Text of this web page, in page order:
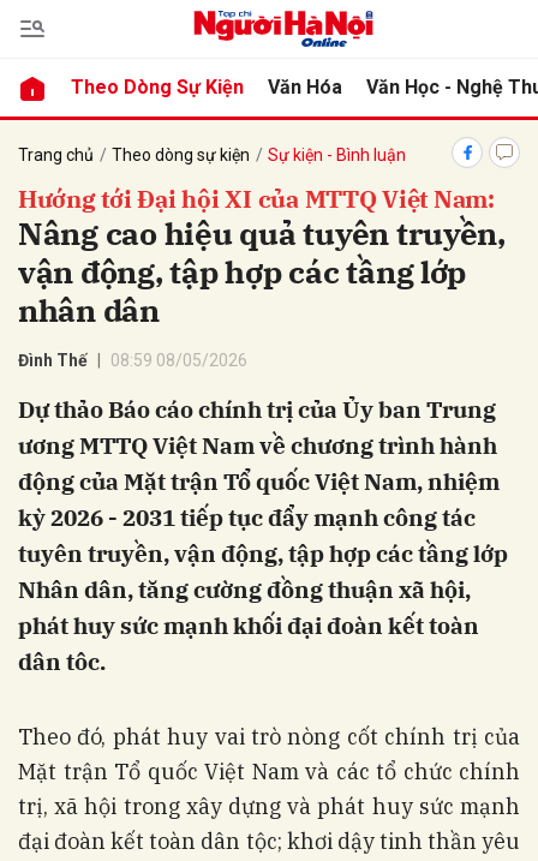
Theo Dòng Sự Kiện Văn Hóa Văn Học - Nghệ
Trang chủ Theo dòng sự kiện Sự kiện - Bình luận
Hướng tới Đại hội XI của MTTQ Việt Nam:
Nâng cao hiệu quả tuyên truyền,
vận động, tập hợp các tầng lớp
nhân dân
Đình Thế 08:59 08/05/2026
Dự thảo Báo cáo chính trị của Ủy ban Trung
ương MTTQ Việt Nam về chương trình hành
động của Mặt trận Tổ quốc Việt Nam, nhiệm
kỳ 2026 - 2031 tiếp tục đẩy mạnh công tác
tuyên truyền, vận động, tập hợp các tầng lớp
Nhân dân, tăng cường đồng thuận xã hội,
phát huy sức mạnh khối đại đoàn kết toàn
dân tôc.
Theo đó, phát huy vai trò nòng cốt chính trị của
Mặt trận Tổ quốc Việt Nam và các tổ chức chính
trị, xã hội trong xây dựng và phát huy sức mạnh
đại đoàn kết toàn dân tộc; khơi dậy tinh thần yêu
luận
Hủy